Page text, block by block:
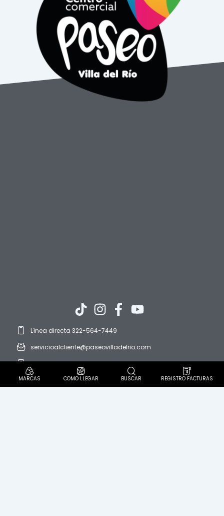
Línea directa 322-564-7449
servicioalcliente@paseovilladelrio.com
protedatos@paseovilladelrio.com
Horario: domingo a domingo. 8:00 AM a 9:00 PM
MARCAS COMO LLEGAR BUSCAR REGISTRO FACTURAS